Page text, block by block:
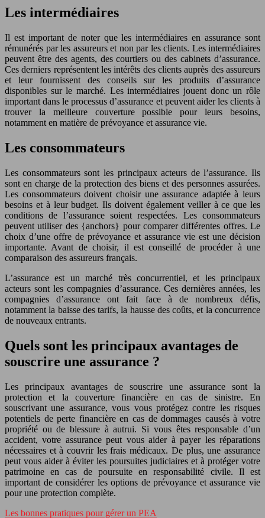
Les intermédiaires
Il est important de noter que les intermédiaires en assurance sont
rémunérés par les assureurs et non par les clients. Les intermédiaires
peuvent être des agents, des courtiers ou des cabinets d’assurance.
Ces derniers représentent les intérêts des clients auprès des assureurs
et leur fournissent des conseils sur les produits d’assurance
disponibles sur le marché. Les intermédiaires jouent donc un rôle
important dans le processus d’assurance et peuvent aider les clients à
trouver la meilleure couverture possible pour leurs besoins,
notamment en matière de prévoyance et assurance vie.
Les consommateurs
Les consommateurs sont les principaux acteurs de l’assurance. Ils
sont en charge de la protection des biens et des personnes assurées.
Les consommateurs doivent choisir une assurance adaptée à leurs
besoins et à leur budget. Ils doivent également veiller à ce que les
conditions de l’assurance soient respectées. Les consommateurs
peuvent utiliser des {anchors} pour comparer différentes offres. Le
choix d’une offre de prévoyance et assurance vie est une décision
importante. Avant de choisir, il est conseillé de procéder à une
comparaison des assureurs français.
L’assurance est un marché très concurrentiel, et les principaux
acteurs sont les compagnies d’assurance. Ces dernières années, les
compagnies d’assurance ont fait face à de nombreux défis,
notamment la baisse des tarifs, la hausse des coûts, et la concurrence
de nouveaux entrants.
Quels sont les principaux avantages de
souscrire une assurance ?
Les principaux avantages de souscrire une assurance sont la
protection et la couverture financière en cas de sinistre. En
souscrivant une assurance, vous vous protégez contre les risques
potentiels de perte financière en cas de dommages causés à votre
propriété ou de blessure à autrui. Si vous êtes responsable d’un
accident, votre assurance peut vous aider à payer les réparations
nécessaires et à couvrir les frais médicaux. De plus, une assurance
peut vous aider à éviter les poursuites judiciaires et à protéger votre
patrimoine en cas de poursuite en responsabilité civile. Il est
important de considérer les options de prévoyance et assurance vie
pour une protection complète.
Les bonnes pratiques pour gérer un PEA